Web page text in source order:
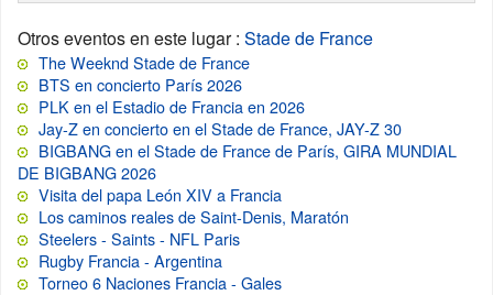
Otros eventos en este lugar: Stade de France
The Weeknd Stade de France
BTS en concierto París 2026
PLK en el Estadio de Francia en 2026
Jay-Z en concierto en el Stade de France, JAY-Z 30
BIGBANG en el Stade de France de París, GIRA MUNDIAL
DE BIGBANG 2026
Visita del papa León XIV a Francia
Los caminos reales de Saint-Denis, Maratón
Steelers - Saints - NFL Paris
Rugby Francia - Argentina
Torneo 6 Naciones Francia - Gales